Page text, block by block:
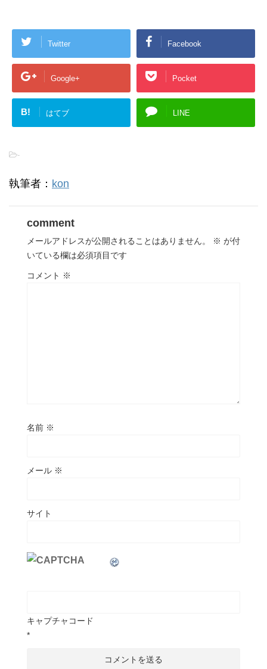
Twitter Facebook
Google+ Pocket
B! はてブ LINE
-
執筆者： kon
comment
メールアドレスが公開されることはありません。 ※ が付
いている欄は必須項目です
コメント ※
名前 ※
メール ※
サイト
キャプチャコード
*